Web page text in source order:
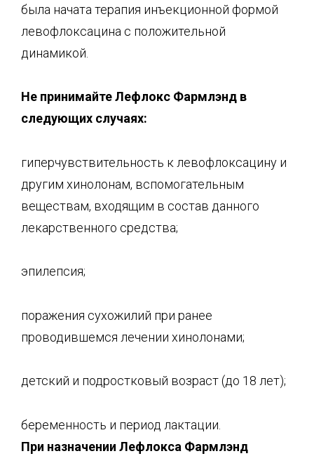
была начата терапия инъекционной формой
левофлоксацина с положительной
динамикой.
Не принимайте Лефлокс Фармлэнд в
следующих случаях:
гиперчувствительность к левофлоксацину и
другим хинолонам, вспомогательным
веществам, входящим в состав данного
лекарственного средства;
эпилепсия;
поражения сухожилий при ранее
проводившемся лечении хинолонами;
детский и подростковый возраст (до 18 лет);
беременность и период лактации.
При назначении Лефлокса Фармлэнд